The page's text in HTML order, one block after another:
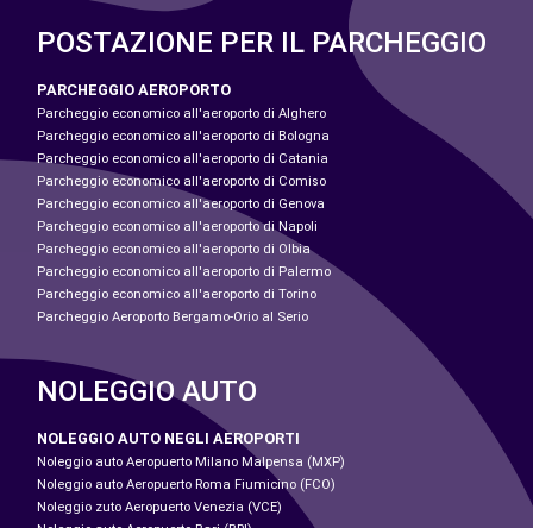
POSTAZIONE PER IL PARCHEGGIO
PARCHEGGIO AEROPORTO
Parcheggio economico all'aeroporto di Alghero
Parcheggio economico all'aeroporto di Bologna
Parcheggio economico all'aeroporto di Catania
Parcheggio economico all'aeroporto di Comiso
Parcheggio economico all'aeroporto di Genova
Parcheggio economico all'aeroporto di Napoli
Parcheggio economico all'aeroporto di Olbia
Parcheggio economico all'aeroporto di Palermo
Parcheggio economico all'aeroporto di Torino
Parcheggio Aeroporto Bergamo-Orio al Serio
NOLEGGIO AUTO
NOLEGGIO AUTO NEGLI AEROPORTI
Noleggio auto Aeropuerto Milano Malpensa (MXP)
Noleggio auto Aeropuerto Roma Fiumicino (FCO)
Noleggio zuto Aeropuerto Venezia (VCE)